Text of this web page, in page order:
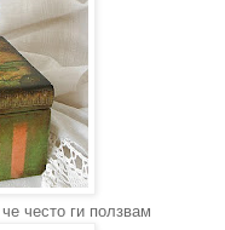
често ги ползвам